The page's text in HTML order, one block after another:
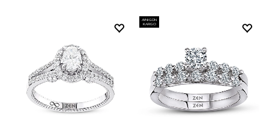
AYNI GÜN
KARGO